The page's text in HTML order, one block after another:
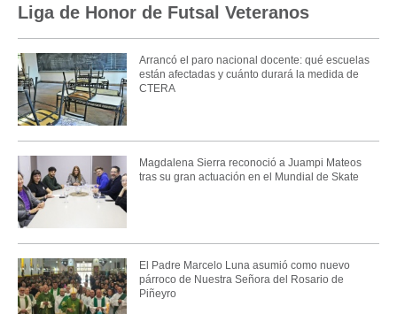
Liga de Honor de Futsal Veteranos
Arrancó el paro nacional docente: qué escuelas
están afectadas y cuánto durará la medida de
CTERA
Magdalena Sierra reconoció a Juampi Mateos
tras su gran actuación en el Mundial de Skate
El Padre Marcelo Luna asumió como nuevo
párroco de Nuestra Señora del Rosario de
Piñeyro